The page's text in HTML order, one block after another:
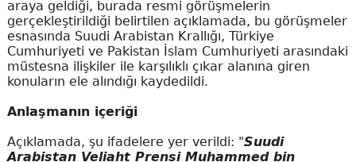
araya geldiği, burada resmi görüşmelerin
gerçekleştirildiği belirtilen açıklamada, bu görüşmeler
esnasında Suudi Arabistan Krallığı, Türkiye
Cumhuriyeti ve Pakistan İslam Cumhuriyeti arasındaki
müstesna ilişkiler ile karşılıklı çıkar alanına giren
konuların ele alındığı kaydedildi.
Anlaşmanın içeriği
Açıklamada, şu ifadelere yer verildi: "Suudi
Arabistan Veliaht Prensi Muhammed bin